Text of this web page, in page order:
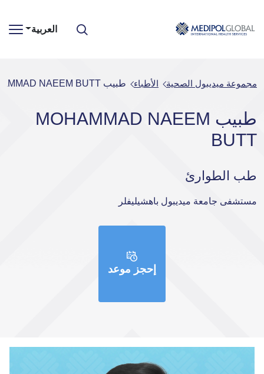
العربية
مجموعة ميديبول الصحية الأطباء طبيب MOHAMMAD NAEEM BUTT
طبيب MOHAMMAD NAEEM
BUTT
طب الطوارئ
مستشفى جامعة ميديبول باهشيليفلر
إحجز موعد